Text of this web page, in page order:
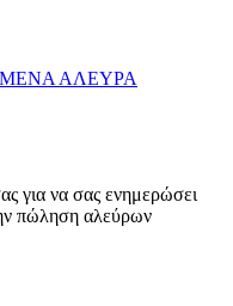
ΑΛΕΥΡΑ
για να σας ενημερώσει
πώληση αλεύρων